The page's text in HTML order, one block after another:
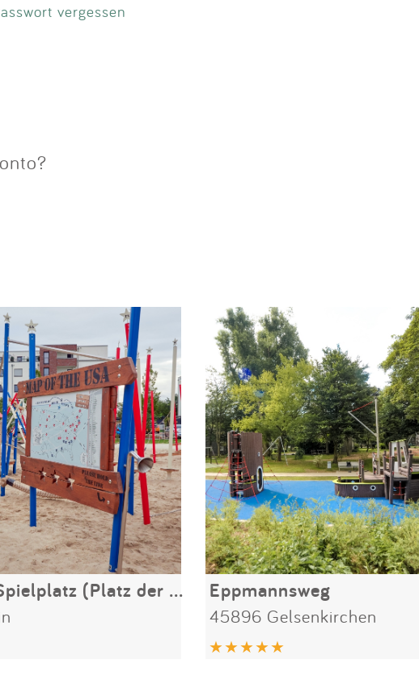
vergessen
Amerika Spielplatz (Platz der US-Berlin-Brigade) Eppmannsweg
45896 Gelsenkirchen